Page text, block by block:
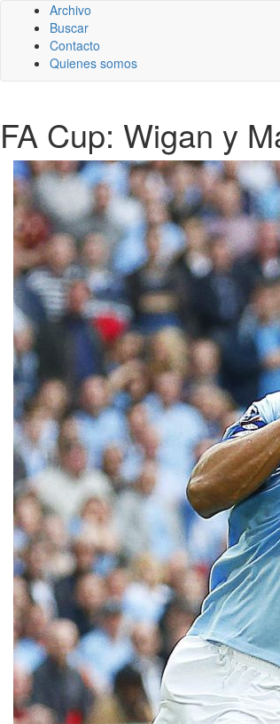
Archivo
Buscar
Contacto
Quienes somos
FA Cup: Wigan y